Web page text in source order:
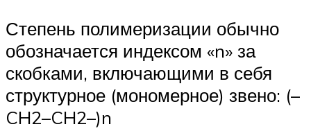
Степень полимеризации обычно
обозначается индексом «n» за
скобками, включающими в себя
структурное (мономерное) звено: (–
CH2–CH2–)n